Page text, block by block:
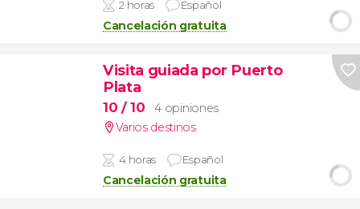
2 horas Español
Cancelación gratuita
Visita guiada por Puerto
Plata
10 / 10
4 opiniones
Varios destinos
4 horas Español
Cancelación gratuita